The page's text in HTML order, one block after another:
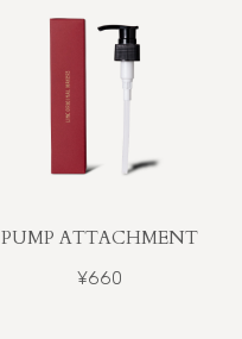
PUMP ATTACHMENT
¥660